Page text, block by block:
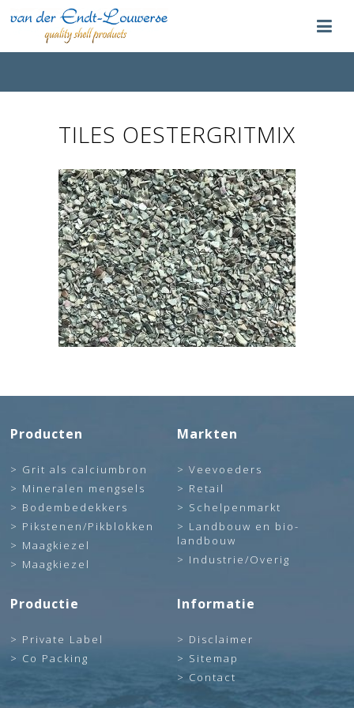
TILES OESTERGRITMIX
Producten
Grit als calciumbron
Mineralen mengsels
Bodembedekkers
Pikstenen/Pikblokken
Maagkiezel
Maagkiezel
Markten
Veevoeders
Retail
Schelpenmarkt
Landbouw en bio-
landbouw
Industrie/Overig
Productie
Private Label
Co Packing
Informatie
Disclaimer
Sitemap
Contact